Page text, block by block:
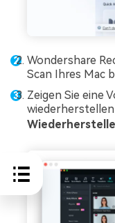
Wondershare
Scan Ihres Mac
Zeigen Sie eine